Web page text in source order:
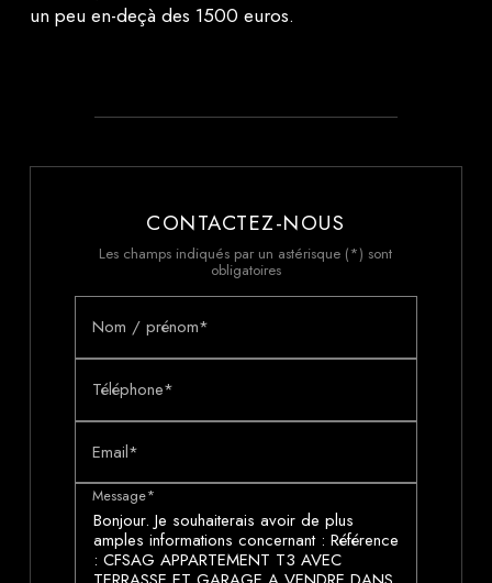
un peu en-deçà des 1500 euros.
CONTACTEZ-NOUS
Les champs indiqués par un astérisque (*) sont
obligatoires
Nom / prénom*
Téléphone*
Email*
Message*